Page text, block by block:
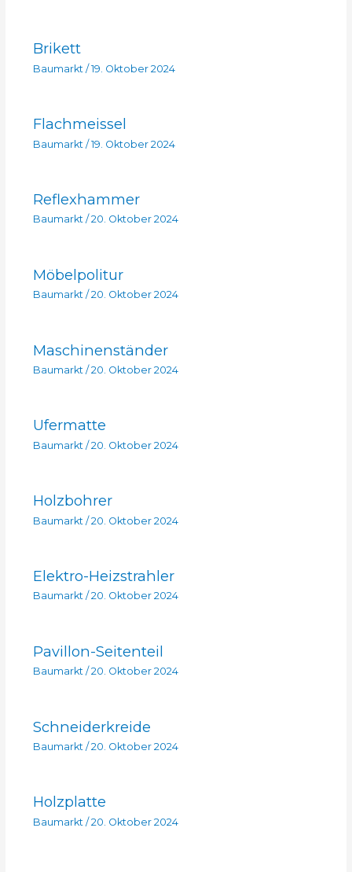
Brikett
Baumarkt /19. Oktober 2024
Flachmeissel
Baumarkt /19. Oktober 2024
Reflexhammer
Baumarkt/ 20. Oktober 2024
Möbelpolitur
Baumarkt/ 20. Oktober 2024
Maschinenständer
Baumarkt / 20. Oktober 2024
Ufermatte
Baumarkt / 20. Oktober 2024
Holzbohrer
Baumarkt /20. Oktober 2024
Elektro-Heizstrahler
Baumarkt/ 20. Oktober 2024
Pavillon-Seitenteil
Baumarkt/ 20. Oktober 2024
Schneiderkreide
Baumarkt/ 20. Oktober 2024
Holzplatte
Baumarkt / 20. Oktober 2024